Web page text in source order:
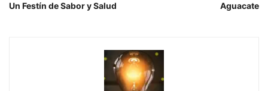
Un Festín de Sabor y Salud
Aguacate